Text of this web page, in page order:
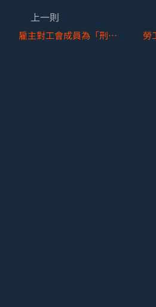
上一則
雇主對工會成員為「刑事告訴」成立不當勞動行為嗎？─以109年最高行政法院判決標準觀察